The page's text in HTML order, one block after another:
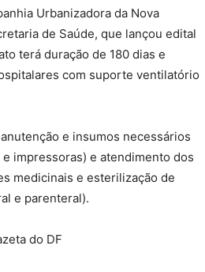
Urbanizadora da Nova
de Saúde, que lançou edital
terá duração de 180 dias e
com suporte ventilatório
e insumos necessários
impressoras) e atendimento dos
medicinais e esterilização de
e parenteral).
do DF